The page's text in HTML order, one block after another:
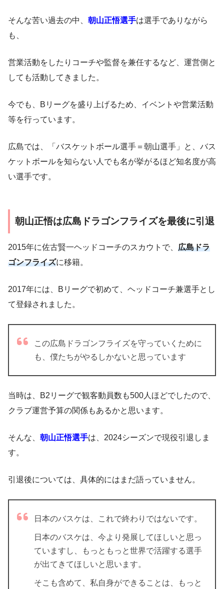
そんな苦い過去の中、 朝山正悟選手は選手でありながら
も、
営業活動をしたりコーチや監督を兼任するなど、運営側と
しても活動してきました。
今でも、Bリーグを盛り上げるため、イベントや営業活動
等を行っています。
広島では、「バスケットボール選手＝朝山選手」と、バス
ケットボールを知らない人でも名が挙がるほど知名度が高
い選手です。
朝山正悟は広島ドラゴンフライズを最後に引退
2015年に佐古賢一ヘッドコーチのスカウトで、 広島ドラ
ゴンフライズに移籍。
2017年には、Bリーグで初めて、ヘッドコーチ兼選手とし
て登録されました。
この広島ドラゴンフライズを守っていくために
も、僕たちがやるしかないと思っています
当時は、B2リーグで観客動員数も500人ほどでしたので、
クラブ運営予算の関係もあるかと思います。
そんな、 朝山正悟選手は、2024シーズンで現役引退しま
す。
引退後については、具体的にはまだ語っていません。
日本のバスケは、これで終わりではないです。
日本のバスケは、今より発展してほしいと思っ
ていますし、もっともっと世界で活躍する選手
が出てきてほしいと思います。
そこも含めて、私自身ができることは、もっと